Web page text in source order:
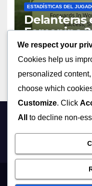
ESTADÍSTICAS DEL
Delanteras
Femenino
regate,
Creatividad
17/06/2026
Acerca deCookies y
We respect your
Cookies help us
personalized
choose which
Customize. Click
All
to decline non-